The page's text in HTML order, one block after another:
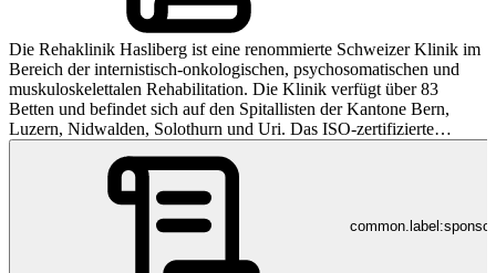
Die Rehaklinik Hasliberg ist eine renommierte Schweizer Klinik im
Bereich der internistisch-onkologischen, psychosomatischen und
muskuloskelettalen Rehabilitation. Die Klinik verfügt über 83
Betten und befindet sich auf den Spitallisten der Kantone Bern,
Luzern, Nidwalden, Solothurn und Uri. Das ISO-zertifizierte
Unternehmen arbeitet prozessorientiert und interdisziplinär,
basierend auf dem Leitbild der „REHA-Kompetenz“ mit den
Eigenschaften: Respekt, Effizienz, Herzlichkeit, Aufmerksamkeit
und Kompetenz.